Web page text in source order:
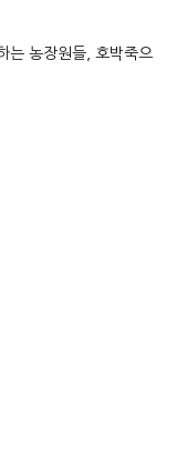
는 농장원들, 호박죽으